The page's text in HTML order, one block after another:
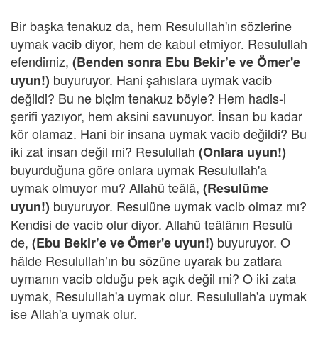
Bir başka tenakuz da, hem Resulullah'ın sözlerine
uymak vacib diyor, hem de kabul etmiyor. Resulullah
efendimiz, (Benden sonra Ebu Bekir’e ve Ömer'e
uyun!) buyuruyor. Hani şahıslara uymak vacib
değildi? Bu ne biçim tenakuz böyle? Hem hadis-i
şerifi yazıyor, hem aksini savunuyor. İnsan bu kadar
kör olamaz. Hani bir insana uymak vacib değildi? Bu
iki zat insan değil mi? Resulullah (Onlara uyun!)
buyurduğuna göre onlara uymak Resulullah'a
uymak olmuyor mu? Allahü teâlâ, (Resulüme
uyun!) buyuruyor. Resulüne uymak vacib olmaz mı?
Kendisi de vacib olur diyor. Allahü teâlânın Resulü
de, (Ebu Bekir’e ve Ömer'e uyun!) buyuruyor. O
hâlde Resulullah’ın bu sözüne uyarak bu zatlara
uymanın vacib olduğu pek açık değil mi? O iki zata
uymak, Resulullah'a uymak olur. Resulullah'a uymak
ise Allah'a uymak olur.